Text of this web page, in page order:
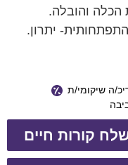
הכלה והובלה.
יתרון.
ה שיקומי/ת
קורות חיים